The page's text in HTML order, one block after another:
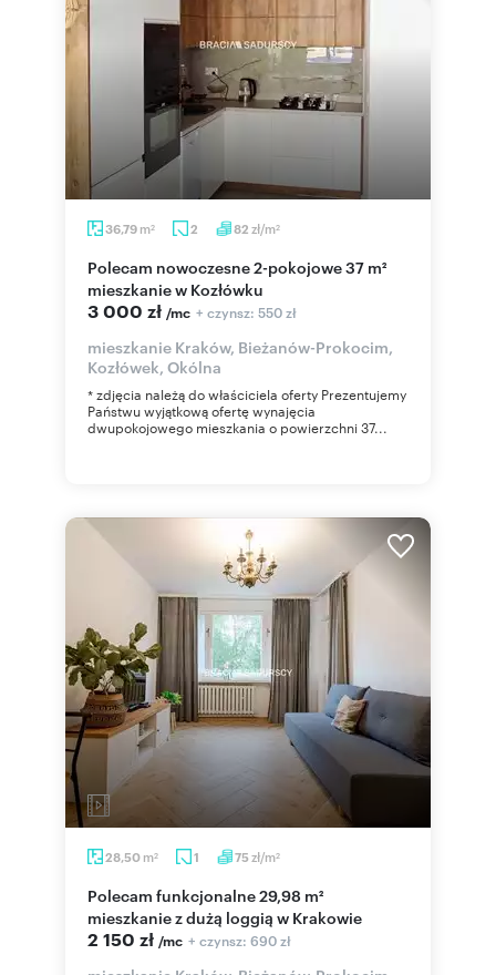
36,79 m2 2 82 zł/m2
Polecam nowoczesne 2-pokojowe 37 m²
mieszkanie w Kozłówku
3 000 zł /mc + czynsz: 550 zł
mieszkanie Kraków, Bieżanów-Prokocim,
Kozłówek, Okólna
* zdjęcia należą do właściciela oferty Prezentujemy
Państwu wyjątkową ofertę wynajęcia
dwupokojowego mieszkania o powierzchni 37...
28,50 m2 1 75 zł/m2
Polecam funkcjonalne 29,98 m²
mieszkanie z dużą loggią w Krakowie
2 150 zł /mc + czynsz: 690 zł